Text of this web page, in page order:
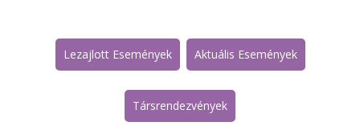
Lezajlott Események Aktuális Események
Társrendezvények